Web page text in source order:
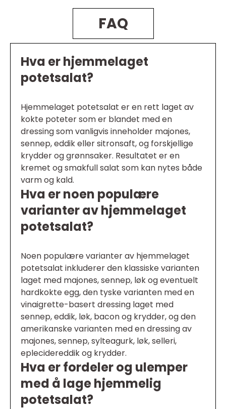
FAQ
Hva er hjemmelaget
potetsalat?
Hjemmelaget potetsalat er en rett laget av
kokte poteter som er blandet med en
dressing som vanligvis inneholder majones,
sennep, eddik eller sitronsaft, og forskjellige
krydder og grønnsaker. Resultatet er en
kremet og smakfull salat som kan nytes både
varm og kald.
Hva er noen populære
varianter av hjemmelaget
potetsalat?
Noen populære varianter av hjemmelaget
potetsalat inkluderer den klassiske varianten
laget med majones, sennep, løk og eventuelt
hardkokte egg, den tyske varianten med en
vinaigrette-basert dressing laget med
sennep, eddik, løk, bacon og krydder, og den
amerikanske varianten med en dressing av
majones, sennep, sylteagurk, løk, selleri,
eplecidereddik og krydder.
Hva er fordeler og ulemper
med å lage hjemmelig
potetsalat?